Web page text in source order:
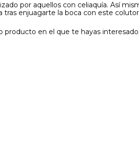
por aquellos con celiaquía. Así
enjuagarte la boca con este
en el que te hayas